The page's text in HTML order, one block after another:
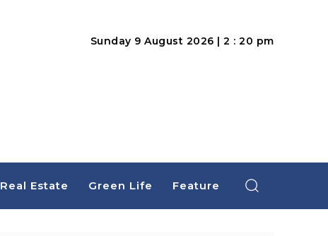
Sunday 9 August 2026 | 2 : 20 pm
Real Estate Green Life Feature